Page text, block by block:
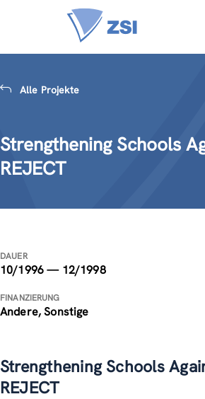
Alle Projekte
Strengthening Schools
REJECT
DAUER
10/1996 — 12/1998
FINANZIERUNG
Andere, Sonstige
Strengthening Schools
REJECT